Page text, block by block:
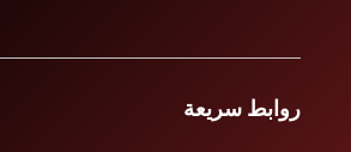
روابط سريعة